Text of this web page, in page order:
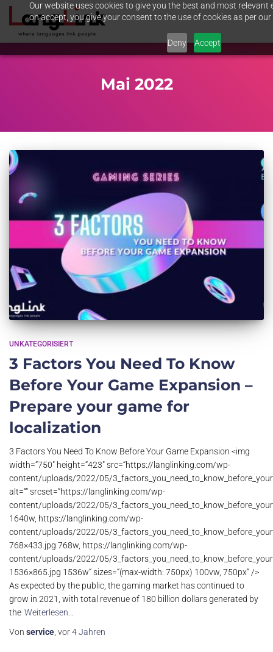
Our website uses cookies to give you the best and most relevant
on accept, you give your consent to the use of cookies as per
Deny Accept
Mai 2022
UNKATEGORISIERT
3 Factors You Need To Know
Before Your Game Expansion –
Prepare your game for
localization
3 Factors You Need To Know Before Your Game Expansion <img
width=“750″ height=“423″ src=“https://langlinking.com/wp-
content/uploads/2022/05/
alt=““ srcset=“https://langlinking.com/wp-
content/uploads/2022/05/
1640w, https://langlinking.com/wp-
content/uploads/2022/05/
768×433.jpg 768w, https://langlinking.com/wp-
content/uploads/2022/05/
1536×865.jpg 1536w“ sizes=“(max-width: 750px) 100vw, 750px“ />
As expected by the public, the gaming market has continued to
grow in 2021, with total revenue of 180 billion dollars generated by
the Weiterlesen…
Von service , vor4 Jahren